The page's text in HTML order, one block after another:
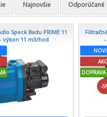
Najnovšie Odporúčané
Speck Badu PRIME 11
výkon 11 m3/hod
-
-